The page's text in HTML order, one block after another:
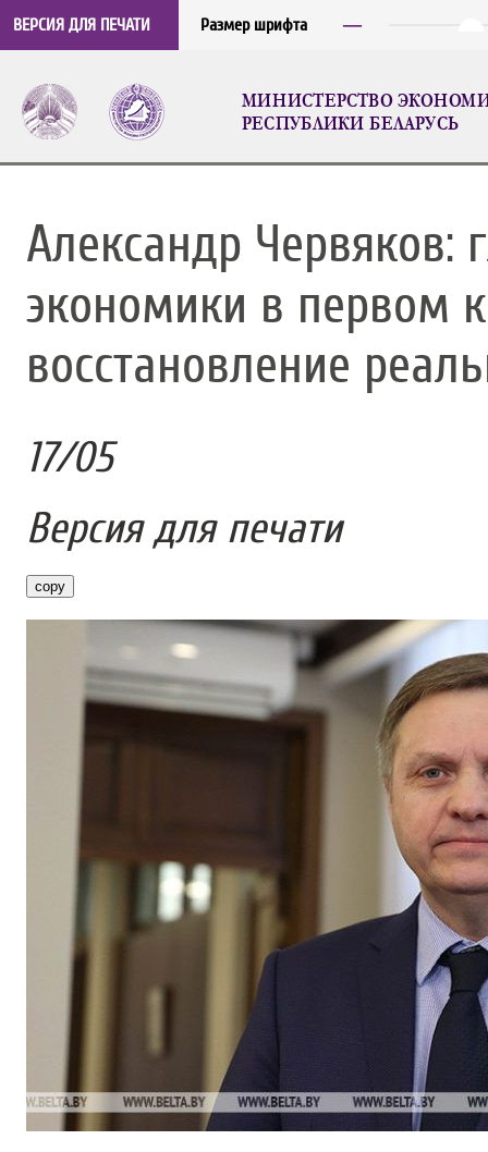
ВЕРСИЯ ДЛЯ ПЕЧАТИ Размер шрифта ─
МИНИСТЕРСТВО
РЕСПУБЛИКИ БЕЛАРУСЬ
Александр Червяков:
экономики в первом
восстановление
17/05
Версия для печати
copy